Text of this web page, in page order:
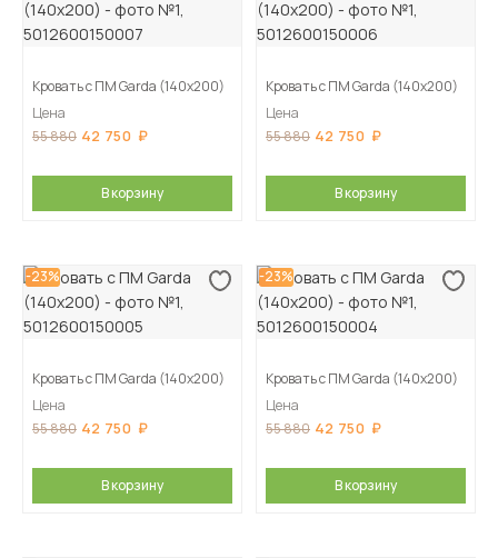
Кровать с ПМ Garda (140х200)
Цена
55 880 42 750
В корзину
Кровать с ПМ Garda (140х200)
Цена
55 880 42 750
В корзину
-23%
Кровать с ПМ Garda (140х200)
Цена
55 880 42 750
В корзину
-23%
Кровать с ПМ Garda (140х200)
Цена
55 880 42 750
В корзину